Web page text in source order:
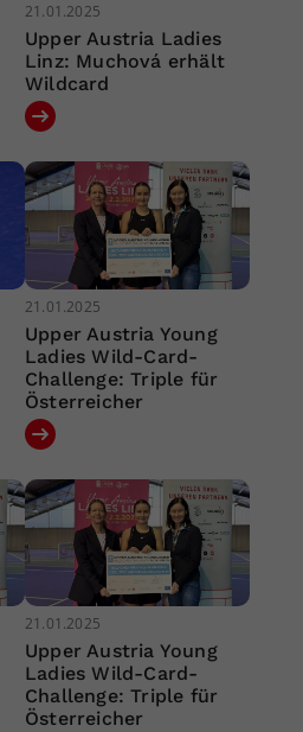
21.01.2025
Upper Austria Ladies
Linz: Muchová erhält
Wildcard
21.01.2025
Upper Austria Young
Ladies Wild-Card-
Challenge: Triple für
Österreicher
21.01.2025
Upper Austria Young
Ladies Wild-Card-
Challenge: Triple für
Österreicher